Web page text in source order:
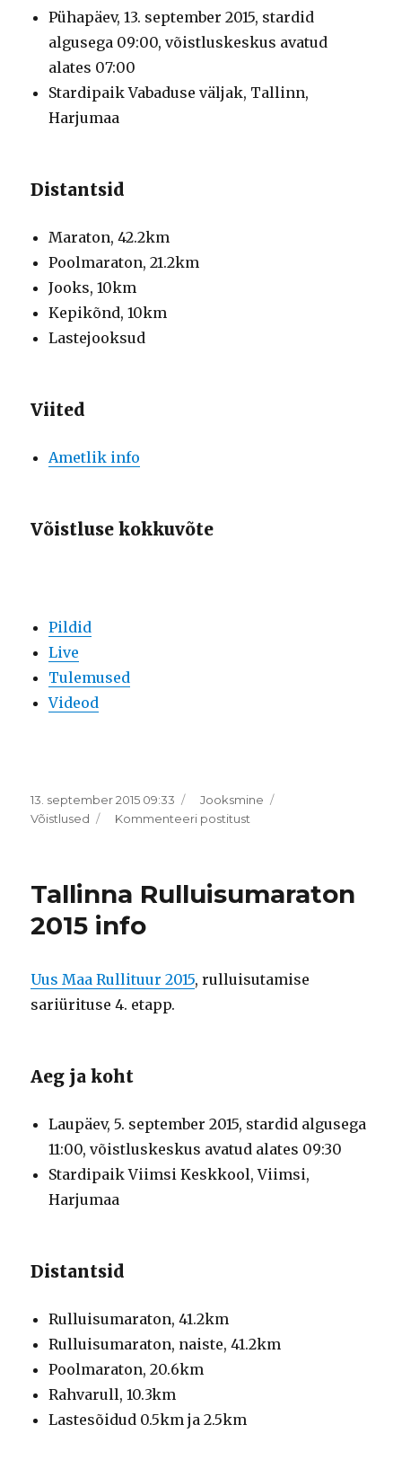
Pühapäev, 13. september 2015, stardid
algusega 09:00, võistluskeskus avatud
alates 07:00
Stardipaik Vabaduse väljak, Tallinn,
Harjumaa
Distantsid
Maraton, 42.2km
Poolmaraton, 21.2km
Jooks, 10km
Kepikõnd, 10km
Lastejooksud
Viited
Ametlik info
Võistluse kokkuvõte
Pildid
Live
Tulemused
Videod
Postitatud
13. september 2015 09:33 Rubriigid
Jooksmine
Sildid
Võistlused Kommenteeri postitust
2015
Tallinna Rulluisumaraton
2015 info
Uus Maa Rullituur 2015, rulluisutamise
sariürituse 4. etapp.
Aeg ja koht
Laupäev, 5. september 2015, stardid algusega
11:00, võistluskeskus avatud alates 09:30
Stardipaik Viimsi Keskkool, Viimsi,
Harjumaa
Distantsid
Rulluisumaraton, 41.2km
Rulluisumaraton, naiste, 41.2km
Poolmaraton, 20.6km
Rahvarull, 10.3km
Lastesõidud 0.5km ja 2.5km